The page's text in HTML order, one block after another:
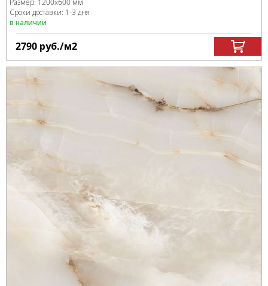
Размер: 1200x600 мм
Сроки доставки: 1-3 дня
в наличии
2790 руб./м2